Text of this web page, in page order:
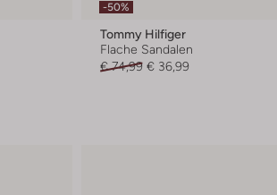
-50%
Tommy Hilfiger
Flache Sandalen
€ 74,99 € 36,99